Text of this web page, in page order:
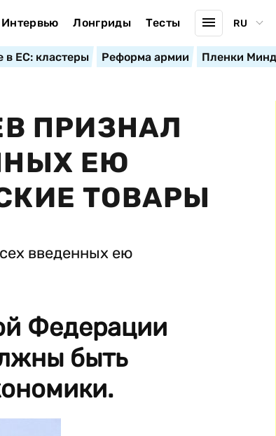
Интервью Лонгриды Тесты RU
в ЕС: кластеры Реформа армии Пленки
ПРИЗНАЛ
ЕЮ
ТОВАРЫ
Федерации
быть